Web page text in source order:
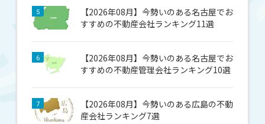
5
【2026年08月】今勢いのある名古屋でお
すすめの不動産会社ランキング11選
6
【2026年08月】今勢いのある名古屋でお
すすめの不動産管理会社ランキング10選
7
【2026年08月】今勢いのある広島の不動
産会社ランキング7選